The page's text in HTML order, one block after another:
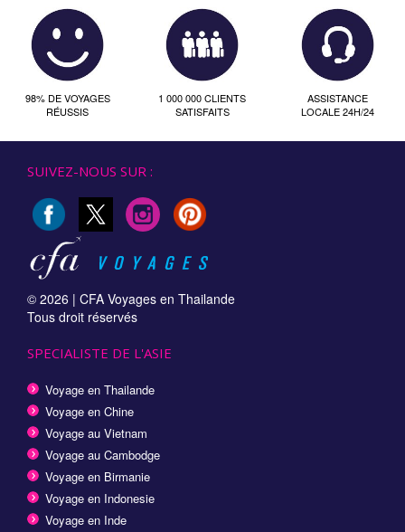
98% DE VOYAGES
RÉUSSIS
1 000 000 CLIENTS
SATISFAITS
ASSISTANCE
LOCALE 24H/24
SUIVEZ-NOUS SUR :
© 2026 | CFA Voyages en Thailande
Tous droit réservés
SPECIALISTE DE L'ASIE
Voyage en Thailande
Voyage en Chine
Voyage au Vietnam
Voyage au Cambodge
Voyage en Birmanie
Voyage en Indonesie
Voyage en Inde